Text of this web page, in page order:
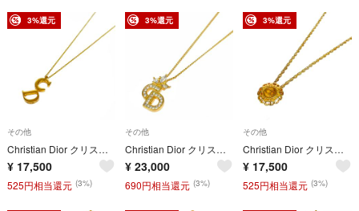
3%還元
その他
Christian Dior クリスチャンディオール ネックレス GP/ ヴィンテージ/CDロゴ ゴールドカラー レディース / 240001201533
¥ 17,500
525円相当還元 (3%)
3%還元
その他
Christian Dior クリスチャンディオール ネックレス ラインストーン/GP/ ヴィンテージ/CDロゴ ゴールドカラー レディース / 240001201535
¥ 23,000
690円相当還元 (3%)
3%還元
その他
Christian Dior クリスチャンディオール ネックレス ラウンド型/GP/ ヴィンテージ/CDロゴ ゴールドカラー レディース / 240001201666
¥ 17,500
525円相当還元 (3%)